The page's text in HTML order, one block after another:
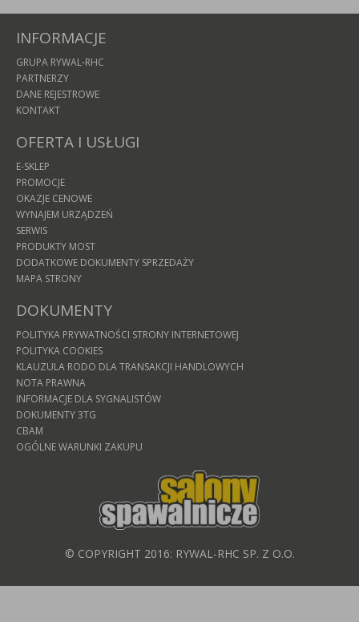
INFORMACJE
GRUPA RYWAL-RHC
PARTNERZY
DANE REJESTROWE
KONTAKT
OFERTA I USŁUGI
E-SKLEP
PROMOCJE
OKAZJE CENOWE
WYNAJEM URZĄDZEŃ
SERWIS
PRODUKTY MOST
DODATKOWE DOKUMENTY SPRZEDAŻY
MAPA STRONY
DOKUMENTY
POLITYKA PRYWATNOŚCI STRONY INTERNETOWEJ
POLITYKA COOKIES
KLAUZULA RODO DLA TRANSAKCJI HANDLOWYCH
NOTA PRAWNA
INFORMACJE DLA SYGNALISTÓW
DOKUMENTY 3TG
CBAM
OGÓLNE WARUNKI ZAKUPU
© COPYRIGHT 2016: RYWAL-RHC SP. Z O.O.